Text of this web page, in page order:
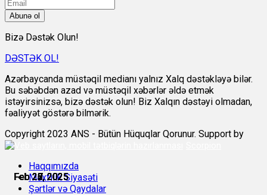
Feb 22, 2025
Feb 25, 2025
Feb 26, 2025
Feb 27, 2025
Feb 27, 2025
Feb 28, 2025
Abunə ol
Bizə Dəstək Olun!
DƏSTƏK OL!
Azərbaycanda müstəqil medianı yalnız Xalq dəstəkləyə bilər.
Bu səbəbdən azad və müstəqil xəbərlər əldə etmək
istəyirsinizsə, bizə dəstək olun! Biz Xalqın dəstəyi olmadan,
fəaliyyət göstərə bilmərik.
Copyright 2023 ANS - Bütün Hüquqlar Qorunur. Support by
Haqqımızda
Məxfilik Siyasəti
Şərtlər və Qaydalar